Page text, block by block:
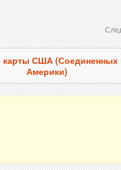
карты США (Соединенных
Америки)